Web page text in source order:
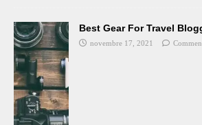
Best Gear For Travel
novembre 17, 2021